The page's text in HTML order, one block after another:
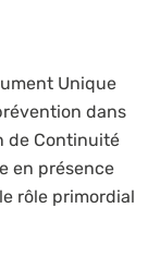
Unique
dans
de Continuité
en présence
rôle primordial